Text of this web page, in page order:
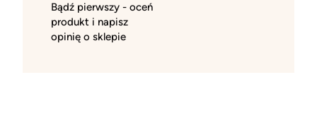
Bądź pierwszy - oceń
produkt i napisz
opinię o sklepie